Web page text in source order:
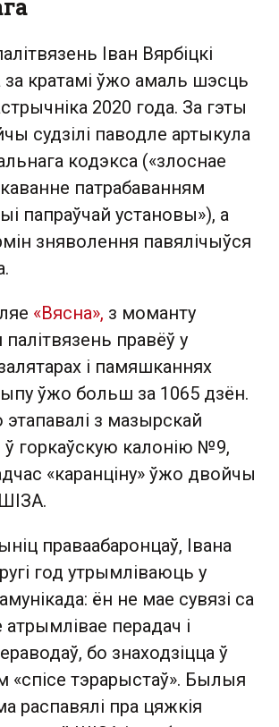
Іван Вярбіцкі
за кратамі ўжо амаль шэсць
2020 года. За гэты
судзілі паводле артыкула
кодэкса («злоснае
патрабаванням
папраўчай установы»), а
зняволення павялічыўся
«Вясна», з моманту
правёў у
і памяшканнях
ўжо больш за 1065 дзён.
этапавалі з мазырскай
ў горкаўскую калонію №9,
«каранціну» ўжо двойчы
праваабаронцаў, Івана
год утрымліваюць у
ён не мае сувязі са
атрымлівае перадач і
бо знаходзіцца ў
тэрарыстаў». Былыя
распавялі пра цяжкія